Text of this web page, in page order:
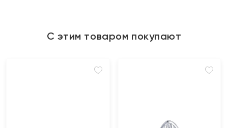
С этим товаром покупают